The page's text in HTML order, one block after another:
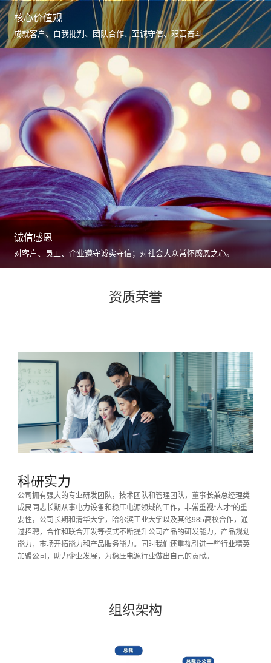
核心价值观
成就客户、自我批判、团队合作、至诚守信、艰苦奋斗
诚信感恩
对客户、员工、企业遵守诚实守信；对社会大众常怀感恩之心。
资质荣誉
科研实力
公司拥有强大的专业研发团队，技术团队和管理团队，董事长兼总经理类
成民同志长期从事电力设备和稳压电源领域的工作，非常重视“人才”的重
要性，公司长期和清华大学，哈尔滨工业大学以及其他985高校合作，通
过招聘，合作和联合开发等模式不断提升公司产品的研发能力，产品规划
能力，市场开拓能力和产品服务能力。同时我们还重视引进一些行业精英
加盟公司，助力企业发展，为稳压电源行业做出自己的贡献。
组织架构